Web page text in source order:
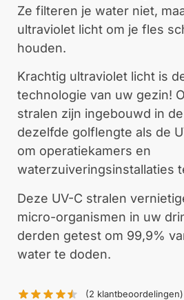
Ze filteren je water niet,
ultraviolet licht om je fles
houden.
Krachtig ultraviolet licht is
technologie van uw gezin!
stralen zijn ingebouwd in
dezelfde golflengte als de
om operatiekamers en
waterzuiveringsinstallaties
Deze UV-C stralen
micro-organismen in uw
derden getest om 99,9%
water te doden.
(2 klantbeoordelingen)